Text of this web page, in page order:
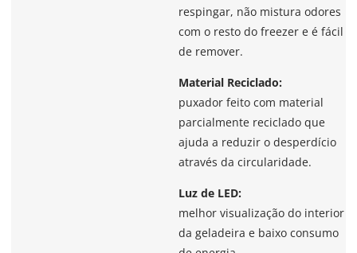
respingar, não mistura odores
com o resto do freezer e é fácil
de remover.
Material Reciclado:
puxador feito com material
parcialmente reciclado que
ajuda a reduzir o desperdício
através da circularidade.
Luz de LED:
melhor visualização do interior
da geladeira e baixo consumo